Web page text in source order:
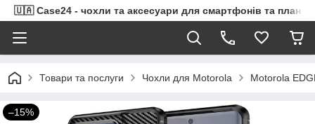
🇺🇦 Case24 - чохли та аксесуари для смартфонів та
Товари та послуги Чохли для Motorola Motorola
–15%